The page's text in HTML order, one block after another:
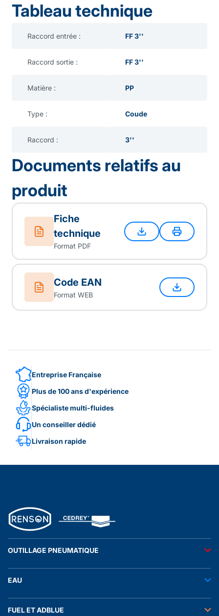
Tableau technique
Raccord entrée : FF 3''
Raccord sortie : FF 3''
Matière : PP
Type : Coude
Raccord : 3''
Documents relatifs au
produit
Fiche
technique
Format PDF
Code EAN
Format WEB
Entreprise Française
Plus de 100 ans d'expérience
Spécialiste multi-fluides
Un conseiller dédié
Livraison rapide
OUTILLAGE PNEUMATIQUE
Accessoires pneumatiques
EAU
Tuyaux
FUEL ET ADBLUE